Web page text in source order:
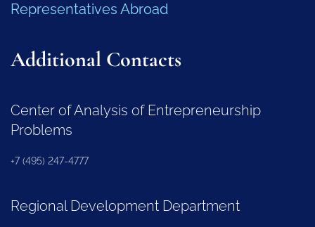
Representatives Abroad
Additional Contacts
Center of Analysis of Entrepreneurship
Problems
+7 (495) 247-4777
Regional Development Department